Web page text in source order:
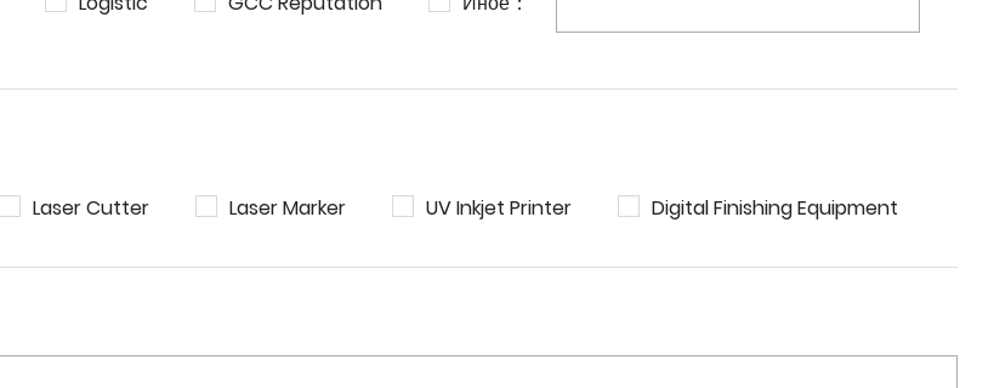
Laser Cutter Laser Marker UV Inkjet Printer Digital Finishing Equipment